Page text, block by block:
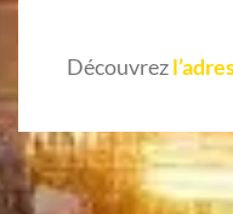
Découvrez